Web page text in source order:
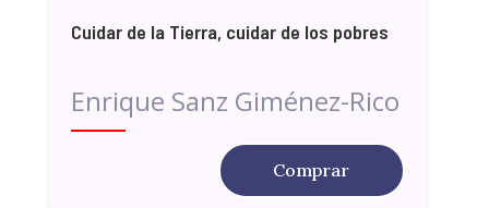
Cuidar de la Tierra, cuidar de los pobres
Enrique Sanz Giménez-Rico
Comprar